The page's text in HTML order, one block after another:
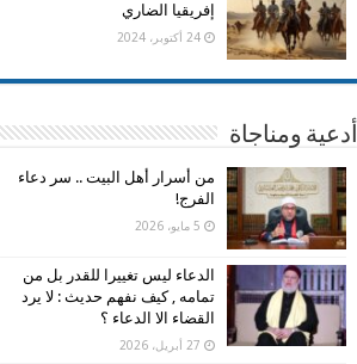
إفريقيا الضاري
24 أكتوبر، 2024
أدعية ومناجاة
من أسرار أهل البيت .. سر دعاء
الفرج!
5 مايو، 2026
الدعاء ليس تغييرا للقدر بل من
تمامه , كيف نفهم حديث : لا يرد
القضاء الا الدعاء ؟
27 أبريل، 2026